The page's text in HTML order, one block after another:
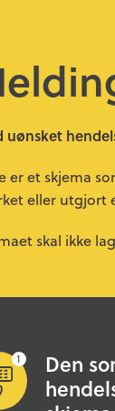
uønsket
er et skjema
eller utgjort
skal ikke
Den